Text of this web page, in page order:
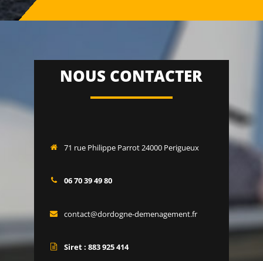
NOUS CONTACTER
71 rue Philippe Parrot 24000 Perigueux
06 70 39 49 80
contact@dordogne-demenagement.fr
Siret : 883 925 414